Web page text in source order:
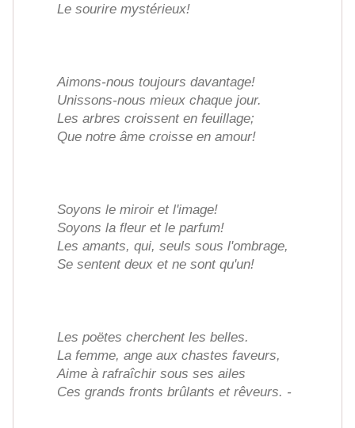
Le sourire mystérieux!
Aimons-nous toujours davantage!
Unissons-nous mieux chaque jour.
Les arbres croissent en feuillage;
Que notre âme croisse en amour!
Soyons le miroir et l'image!
Soyons la fleur et le parfum!
Les amants, qui, seuls sous l'ombrage,
Se sentent deux et ne sont qu'un!
Les poëtes cherchent les belles.
La femme, ange aux chastes faveurs,
Aime à rafraîchir sous ses ailes
Ces grands fronts brûlants et rêveurs. -